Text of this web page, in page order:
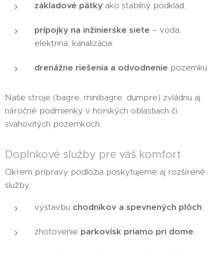
základové pätky ako stabilný podklad,
prípojky na inžinierske siete – voda,
elektrina, kanalizácia,
drenážne riešenia a odvodnenie pozemku.
Naše stroje (bagre, minibagre, dumpre) zvládnu aj
náročné podmienky v horských oblastiach či
svahovitých pozemkoch.
Doplnkové služby pre váš komfort
Okrem prípravy podložia poskytujeme aj rozšírené
služby:
výstavbu chodníkov a spevnených plôch,
zhotovenie parkovísk priamo pri dome,